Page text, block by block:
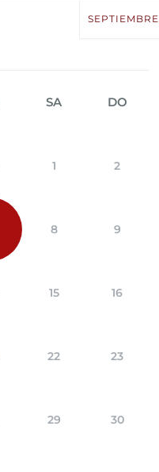
SEPTIEMBRE
SA DO
1 2
8 9
15 16
22 23
29 30